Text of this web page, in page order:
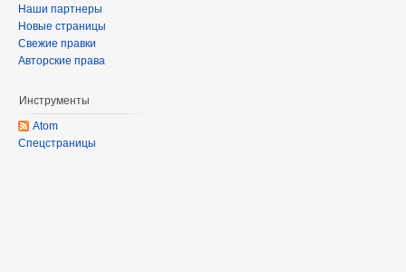
Наши партнеры
Новые страницы
Свежие правки
Авторские права
Инструменты
Atom
Спецстраницы